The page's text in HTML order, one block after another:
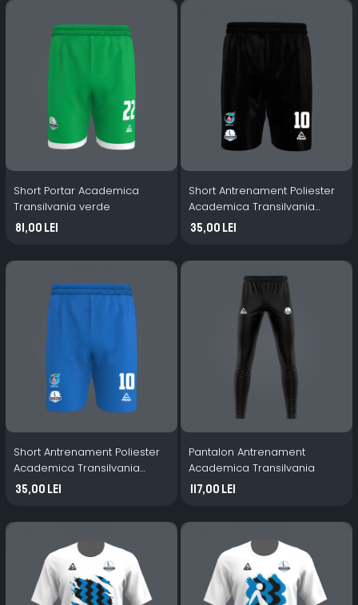
Short Portar Academica
Transilvania verde
81,00 Lei
Short Antrenament Poliester
Academica Transilvania
Negru
35,00 Lei
Short Antrenament Poliester
Academica Transilvania
albastru
35,00 Lei
Pantalon Antrenament
Academica Transilvania
117,00 Lei